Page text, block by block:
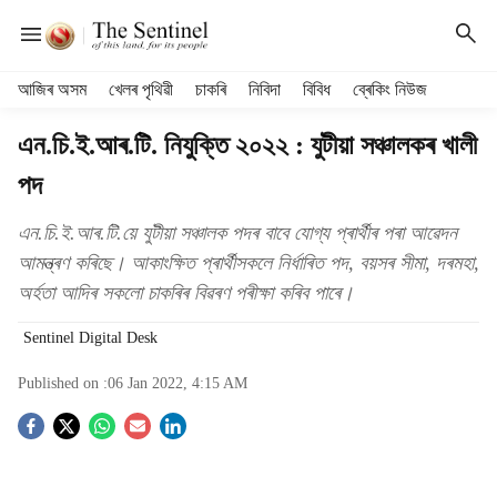
আজিৰ অসম খেলৰ পৃথিৱী চাকৰি নিবিদা বিবিধ ব্ৰেকিং নিউজ
এন.চি.ই.আৰ.টি. নিযুক্তি ২০২২ : যুটীয়া সঞ্চালকৰ খালী
পদ
এন.চি.ই.আৰ.টি.য়ে যুটীয়া সঞ্চালক পদৰ বাবে যোগ্য প্ৰাৰ্থীৰ পৰা আৱেদন
আমন্ত্ৰণ কৰিছে। আকাংক্ষিত প্ৰাৰ্থীসকলে নিৰ্ধাৰিত পদ, বয়সৰ সীমা, দৰমহা,
অৰ্হতা আদিৰ সকলো চাকৰিৰ বিৱৰণ পৰীক্ষা কৰিব পাৰে।
Sentinel Digital Desk
Published on :06 Jan 2022, 4:15 AM
S